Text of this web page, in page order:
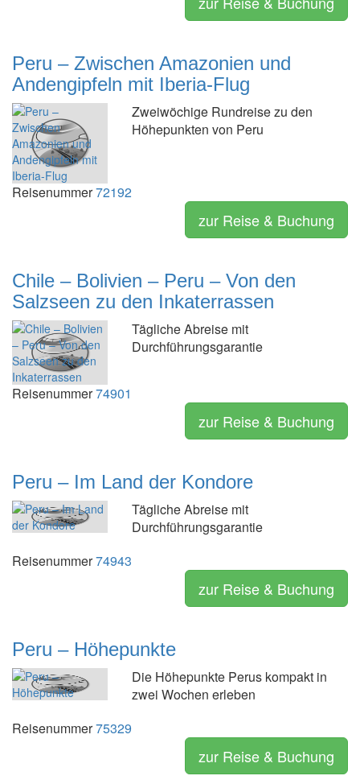
Peru – Zwischen Amazonien und
Andengipfeln mit Iberia-Flug
Zweiwöchige Rundreise zu den
Höhepunkten von Peru
Reisenummer72192
zur Reise & Buchung
Chile – Bolivien – Peru – Von den
Salzseen zu den Inkaterrassen
Tägliche Abreise mit
Durchführungsgarantie
Reisenummer74901
zur Reise & Buchung
Peru – Im Land der Kondore
Tägliche Abreise mit
Durchführungsgarantie
Reisenummer74943
zur Reise & Buchung
Peru – Höhepunkte
Die Höhepunkte Perus kompakt in
zwei Wochen erleben
Reisenummer75329
zur Reise & Buchung